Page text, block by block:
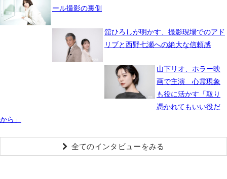
ール撮影の裏側
舘ひろしが明かす、撮影現場でのアド
リブと西野七瀬への絶大な信頼感
山下リオ、ホラー映
画で主演 心霊現象
も役に活かす「取り
憑かれてもいい役だ
から」
全てのインタビューをみる